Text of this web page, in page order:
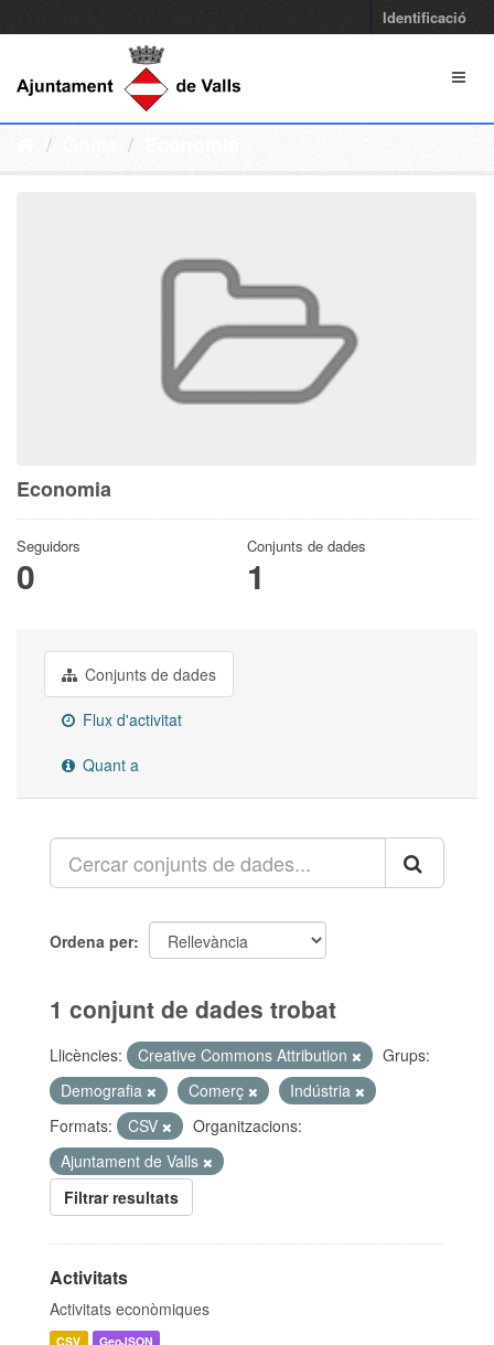
Identificació
Economia
Seguidors
0
Conjunts de dades
1
Conjunts de dades
Flux d'activitat
Quant a
Ordena per
1 conjunt de dades trobat
Llicències: Creative Commons Attribution
Grups:
Demografia
Comerç
Indústria
Formats:
CSV
Organitzacions:
Ajuntament de Valls
Filtrar resultats
Activitats
Activitats econòmiques
CSV GeoJSON